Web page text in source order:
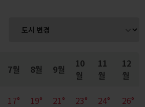
7월 8월 9월
10
월
11
월
12
월
17° 19° 21° 23° 24° 26°